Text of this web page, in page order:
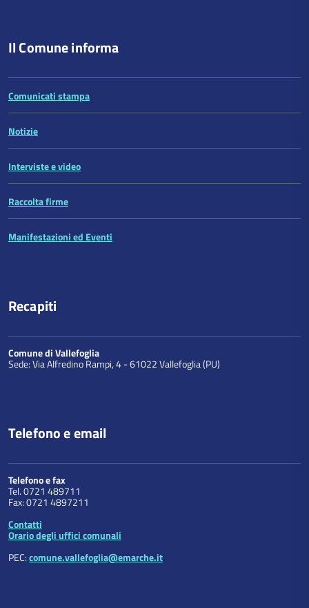
Il Comune informa
Comunicati stampa
Notizie
Interviste e video
Raccolta firme
Manifestazioni ed Eventi
Recapiti
Comune di Vallefoglia
Sede: Via Alfredino Rampi, 4 - 61022 Vallefoglia (PU)
Telefono e email
Telefono e fax
Tel. 0721 489711
Fax: 0721 4897211
Contatti
Orario degli uffici comunali
PEC:comune.vallefoglia@emarche.it